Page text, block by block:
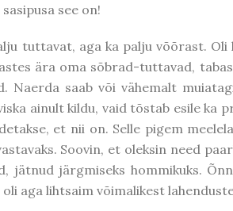
see on!
tuttavat, aga ka palju võõrast.
ära oma sõbrad-tuttavad,
Naerda saab või vähemalt
ainult kildu, vaid tõstab esile ka
et nii on. Selle pigem
Soovin, et oleksin need
jätnud järgmiseks hommikuks.
aga lihtsaim võimalikest